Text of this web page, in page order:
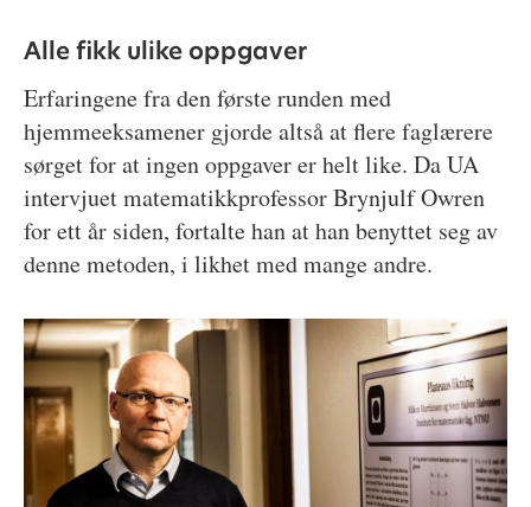
Alle fikk ulike oppgaver
Erfaringene fra den første runden med
hjemmeeksamener gjorde altså at flere faglærere
sørget for at ingen oppgaver er helt like. Da UA
intervjuet matematikkprofessor Brynjulf Owren
for ett år siden, fortalte han at han benyttet seg av
denne metoden, i likhet med mange andre.